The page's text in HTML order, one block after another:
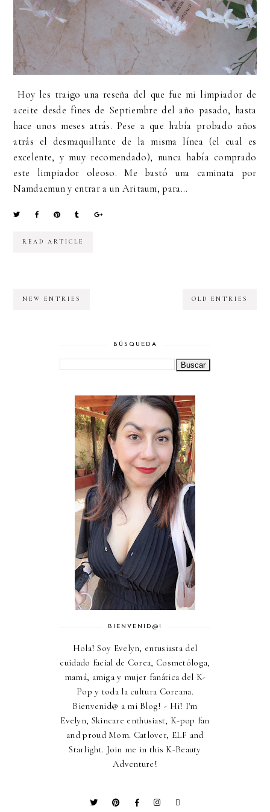
Hoy les traigo una reseña del que fue mi limpiador de
aceite desde fines de Septiembre del año pasado, hasta
hace unos meses atrás. Pese a que había probado años
atrás el desmaquillante de la misma línea (el cual es
excelente, y muy recomendado), nunca había comprado
este limpiador oleoso. Me bastó una caminata por
Namdaemun y entrar a un Aritaum, para...
READ ARTICLE
NEW ENTRIES OLD ENTRIES
BÚSQUEDA
BIENVENID@!
Hola! Soy Evelyn, entusiasta del
cuidado facial de Corea, Cosmetóloga,
mamá, amiga y mujer fanática del K-
Pop y toda la cultura Coreana.
Bienvenid@ a mi Blog! - Hi! I'm
Evelyn, Skincare enthusiast, K-pop fan
and proud Mom. Catlover, ELF and
Starlight. Join me in this K-Beauty
Adventure!